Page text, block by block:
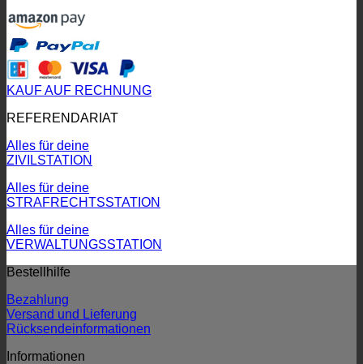
KAUF AUF RECHNUNG
REFERENDARIAT
Alles für deine
ZIVILSTATION
Alles für deine
STRAFRECHTSSTATION
Alles für deine
VERWALTUNGSSTATION
Bestellhilfe
Bezahlung
Versand und Lieferung
Rücksendeinformationen
Informationen